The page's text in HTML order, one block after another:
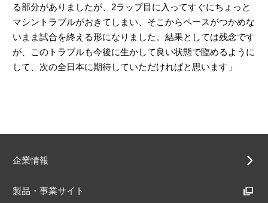
る部分がありましたが、2ラップ目に入ってすぐにちょっと
マシントラブルがおきてしまい、そこからペースがつかめな
いまま試合を終える形になりました。結果としては残念です
が、このトラブルも今後に生かして良い状態で臨めるように
して、次の全日本に期待していただければと思います」
企業情報
製品・事業サイト